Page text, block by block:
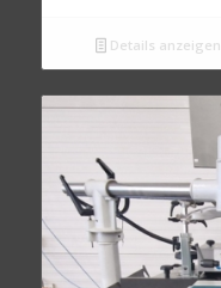
Details anzeigen